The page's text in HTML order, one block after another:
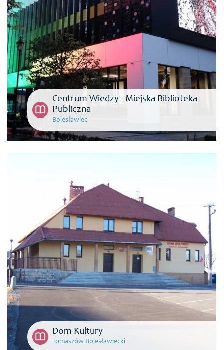
Centrum Wiedzy - Miejska Biblioteka
Publiczna
Bolesławiec
Dom Kultury
Tomaszów Bolesławiecki